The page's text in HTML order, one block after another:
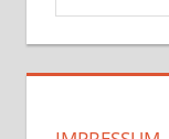
nach: